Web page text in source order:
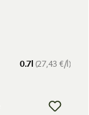
0.7l (27,43 €/l)